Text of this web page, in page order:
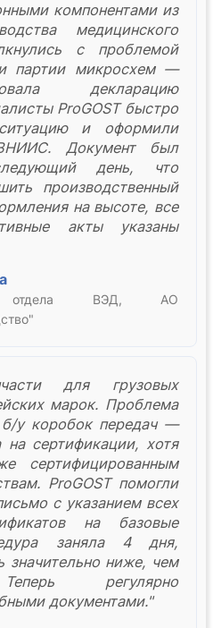
компонентами из
медицинского
с проблемой
партии микросхем —
декларацию
ProGOST быстро
ситуацию и оформили
Документ был
день, что
производственный
на высоте, все
акты указаны
отдела ВЭД, АО
для грузовых
марок. Проблема
б/у коробок передач —
на сертификации, хотя
сертифицированным
ProGOST помогли
с указанием всех
на базовые
заняла 4 дня,
значительно ниже, чем
регулярно
документами."